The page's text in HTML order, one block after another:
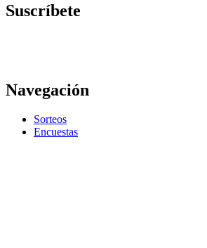
Suscríbete
Navegación
Sorteos
Encuestas